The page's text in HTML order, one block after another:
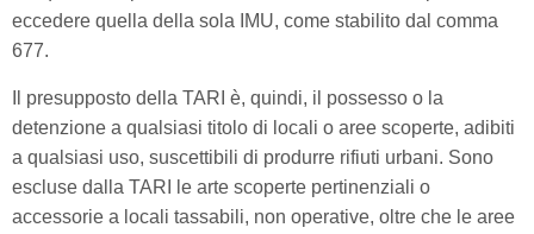
eccedere quella della sola IMU, come stabilito dal comma
677.
Il presupposto della TARI è, quindi, il possesso o la
detenzione a qualsiasi titolo di locali o aree scoperte, adibiti
a qualsiasi uso, suscettibili di produrre rifiuti urbani. Sono
escluse dalla TARI le arte scoperte pertinenziali o
accessorie a locali tassabili, non operative, oltre che le aree